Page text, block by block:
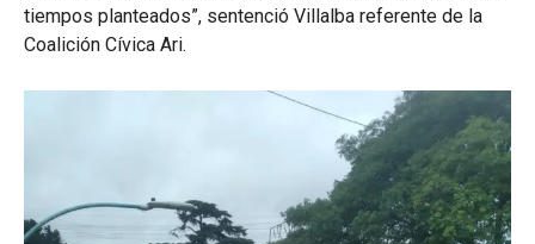
tiempos planteados”, sentenció Villalba referente de la
Coalición Cívica Ari.